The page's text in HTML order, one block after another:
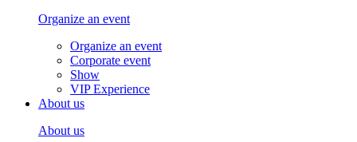
Organize an event
Organize an event
Corporate event
Show
VIP Experience
About us
About us